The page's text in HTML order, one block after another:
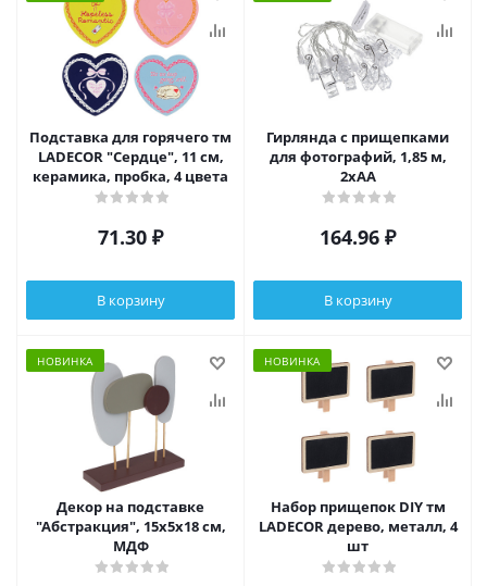
Подставка для горячего тм
LADECOR "Сердце", 11 см,
керамика, пробка, 4 цвета
71.30 ₽
В корзину
Гирлянда с прищепками
для фотографий, 1,85 м,
2xAA
164.96 ₽
В корзину
НОВИНКА
Декор на подставке
"Абстракция", 15х5х18 см,
МДФ
НОВИНКА
Набор прищепок DIY тм
LADECOR дерево, металл, 4
шт